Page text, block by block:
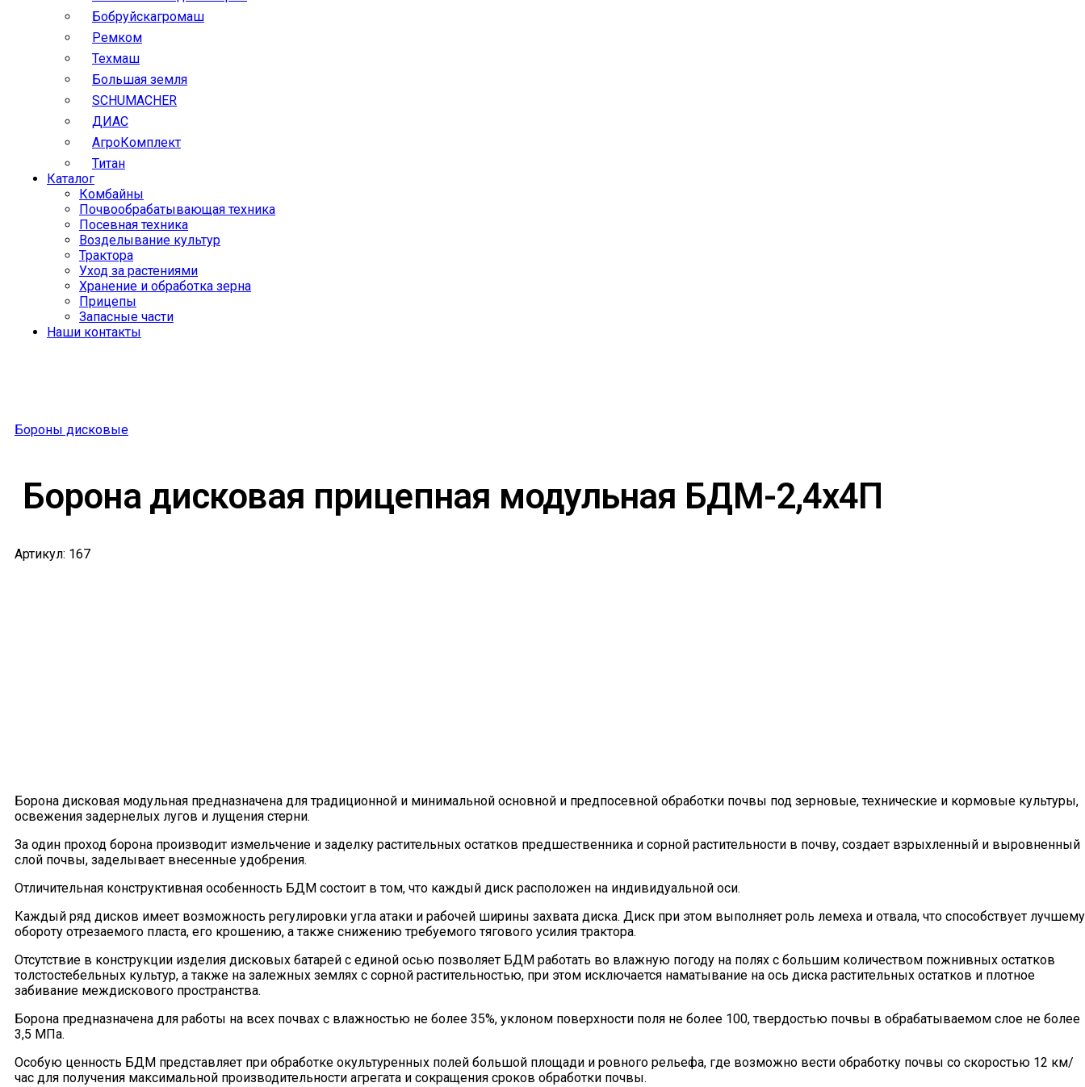
Бобруйскагромаш
Ремком
Техмаш
Большая земля
SCHUMACHER
ДИАС
АгроКомплект
Титан
Каталог
Комбайны
Почвообрабатывающая техника
Посевная техника
Возделывание культур
Трактора
Уход за растениями
Хранение и обработка зерна
Прицепы
Запасные части
Наши контакты
Бороны дисковые
Борона дисковая прицепная модульная БДМ-2,4х4П
Артикул: 167
Борона дисковая модульная предназначена для традиционной и минимальной основной и предпосевной обработки почвы под зерновые, технические и кормовые культуры,
освежения задернелых лугов и лущения стерни.
За один проход борона производит измельчение и заделку растительных остатков предшественника и сорной растительности в почву, создает взрыхленный и выровненный
слой почвы, заделывает внесенные удобрения.
Отличительная конструктивная особенность БДМ состоит в том, что каждый диск расположен на индивидуальной оси.
Каждый ряд дисков имеет возможность регулировки угла атаки и рабочей ширины захвата диска. Диск при этом выполняет роль лемеха и отвала, что способствует лучшему
обороту отрезаемого пласта, его крошению, а также снижению требуемого тягового усилия трактора.
Отсутствие в конструкции изделия дисковых батарей с единой осью позволяет БДМ работать во влажную погоду на полях с большим количеством пожнивных остатков
толстостебельных культур, а также на залежных землях с сорной растительностью, при этом исключается наматывание на ось диска растительных остатков и плотное
забивание междискового пространства.
Борона предназначена для работы на всех почвах с влажностью не более 35%, уклоном поверхности поля не более 100, твердостью почвы в обрабатываемом слое не более
3,5 МПа.
Особую ценность БДМ представляет при обработке окультуренных полей большой площади и ровного рельефа, где возможно вести обработку почвы со скоростью 12 км/
час для получения максимальной производительности агрегата и сокращения сроков обработки почвы.